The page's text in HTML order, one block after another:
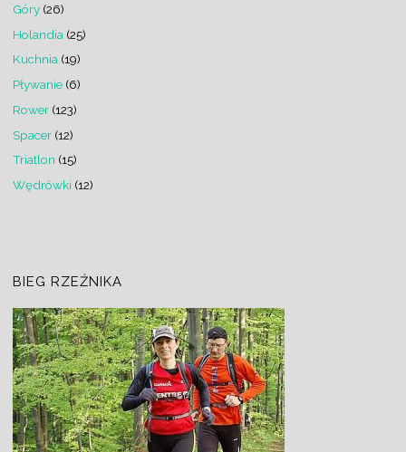
Góry(26)
Holandia (25)
Kuchnia(19)
Pływanie(6)
Rower(123)
Spacer(12)
Triatlon (15)
Wędrówki (12)
BIEG RZEŹNIKA